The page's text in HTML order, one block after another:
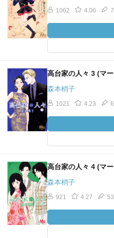
1062 4.06
高台家の人々 3 (マ
森本梢子
1021 4.23
高台家の人々 4 (マ
森本梢子
921 4.27 53